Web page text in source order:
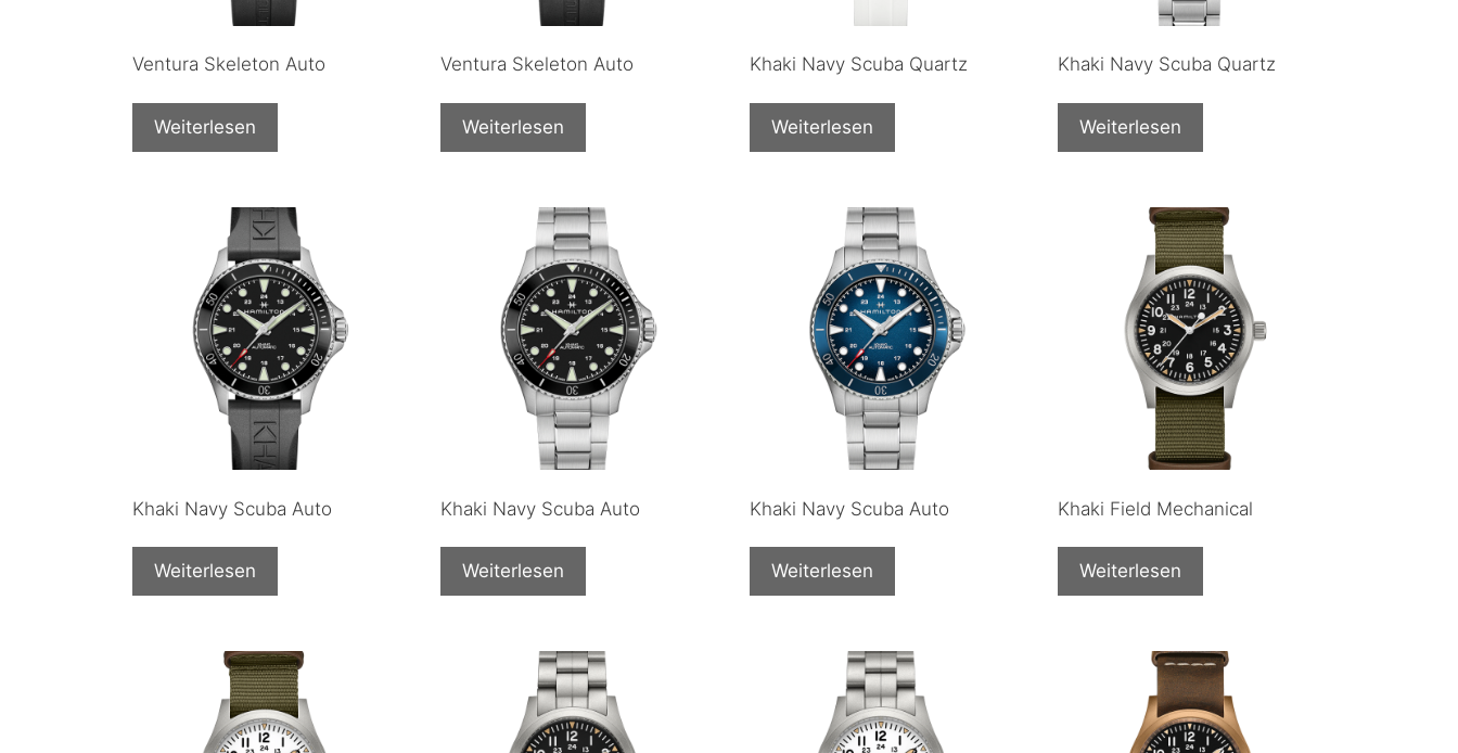
Ventura Skeleton Auto
Weiterlesen
Ventura Skeleton Auto
Weiterlesen
Khaki Navy Scuba Quartz
Weiterlesen
Khaki Navy Scuba Quartz
Weiterlesen
Khaki Navy Scuba Auto
Weiterlesen
Khaki Navy Scuba Auto
Weiterlesen
Khaki Navy Scuba Auto
Weiterlesen
Khaki Field Mechanical
Weiterlesen